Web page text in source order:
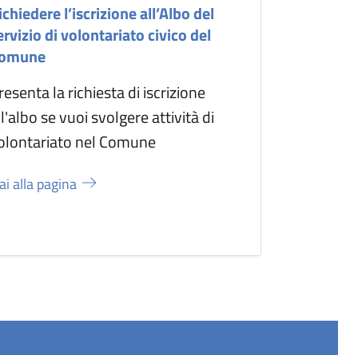
l’iscrizione all’Albo del
di volontariato civico del
la richiesta di iscrizione
se vuoi svolgere attività di
nel Comune
alla pagina